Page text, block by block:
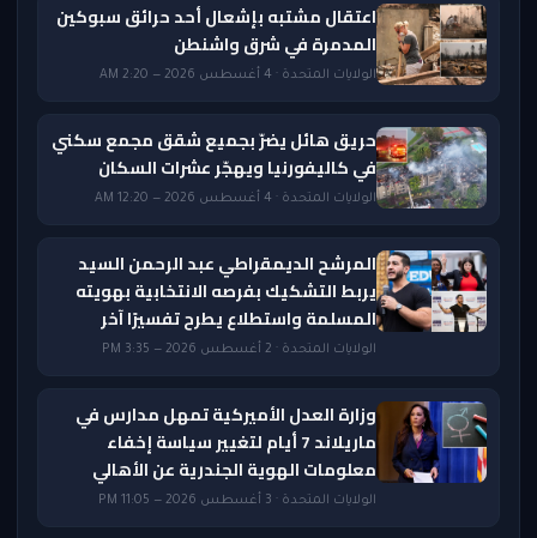
اعتقال مشتبه بإشعال أحد حرائق سبوكين
المدمرة في شرق واشنطن
الولايات المتحدة · 4 أغسطس 2026 — 2:20 AM
حريق هائل يضرّ بجميع شقق مجمع سكني
في كاليفورنيا ويهجّر عشرات السكان
الولايات المتحدة · 4 أغسطس 2026 — 12:20 AM
المرشح الديمقراطي عبد الرحمن السيد
يربط التشكيك بفرصه الانتخابية بهويته
المسلمة واستطلاع يطرح تفسيرًا آخر
الولايات المتحدة · 2 أغسطس 2026 — 3:35 PM
وزارة العدل الأميركية تمهل مدارس في
ماريلاند 7 أيام لتغيير سياسة إخفاء
معلومات الهوية الجندرية عن الأهالي
الولايات المتحدة · 3 أغسطس 2026 — 11:05 PM